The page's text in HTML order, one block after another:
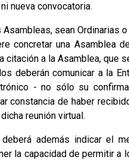
nueva convocatoria.
Asambleas, sean Ordinarias
concretar una Asamblea
citación a la Asamblea, que
deberán comunicar a la
- no sólo su
constancia de haber
reunión virtual.
deberá además indicar el
la capacidad de permitir a